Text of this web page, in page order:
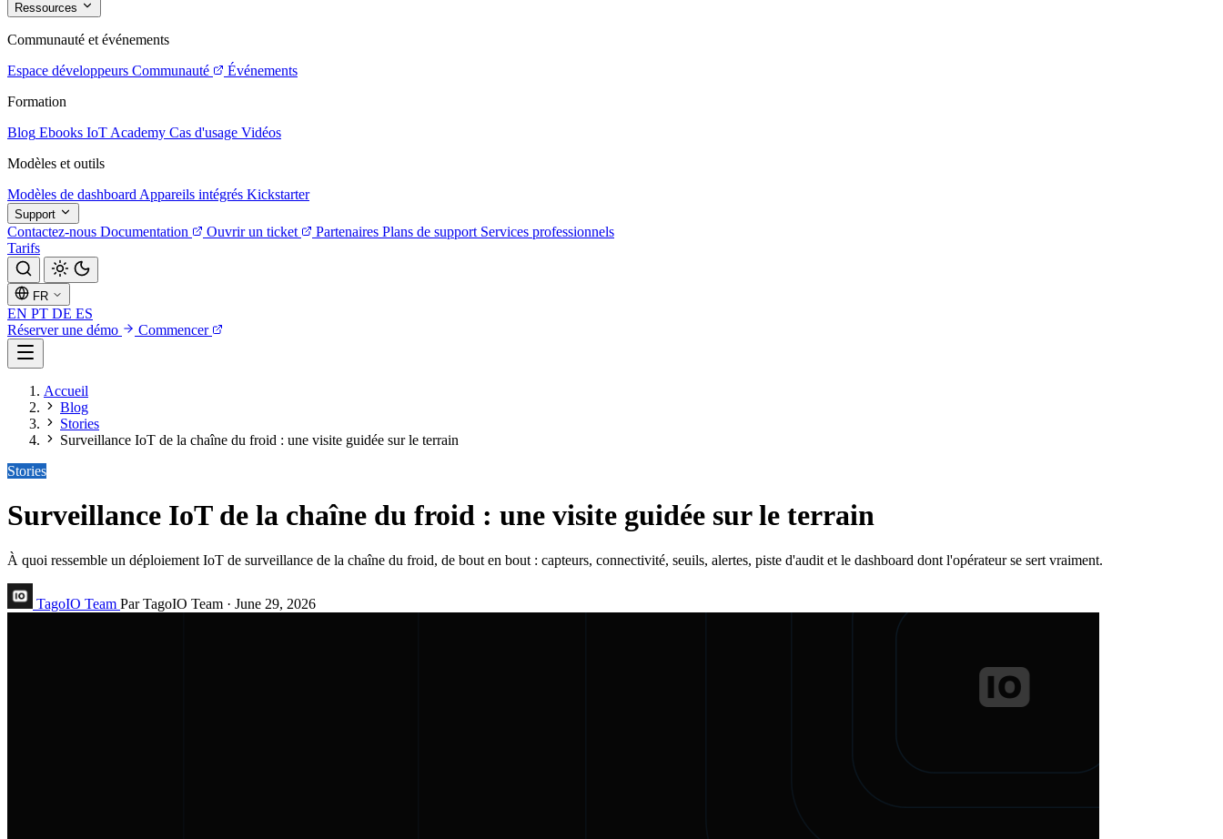
Ressources
Communauté et événements
Espace développeurs Communauté
Événements
Formation
Blog Ebooks IoT Academy Cas d'usage Vidéos
Modèles et outils
Modèles de dashboard Appareils intégrés Kickstarter
Support
Contactez-nous Documentation Ouvrir un ticket Partenaires Plans de support Services professionnels
Tarifs
FR
EN PT DE ES
Réserver une démo
Commencer
Accueil
Blog
Stories
Surveillance IoT de la chaîne du froid : une visite guidée sur le terrain
Stories
Surveillance IoT de la chaîne du froid : une visite guidée sur le terrain
À quoi ressemble un déploiement IoT de surveillance de la chaîne du froid, de bout en bout : capteurs, connectivité, seuils, alertes, piste d'audit et le dashboard dont l'opérateur se sert vraiment.
TagoIO Team Par TagoIO Team · June 29, 2026